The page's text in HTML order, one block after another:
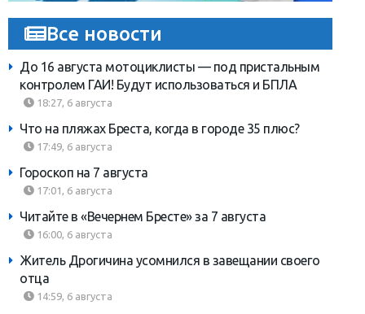
Все новости
До 16 августа мотоциклисты — под пристальным
контролем ГАИ! Будут использоваться и БПЛА
18:27, 6 августа
Что на пляжах Бреста, когда в городе 35 плюс?
17:49, 6 августа
Гороскоп на 7 августа
17:01, 6 августа
Читайте в «Вечернем Бресте» за 7 августа
16:00, 6 августа
Житель Дрогичина усомнился в завещании своего
отца
14:59, 6 августа